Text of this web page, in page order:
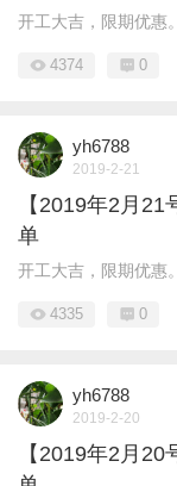
开工大吉，限期优惠
4374 0
yh6788
2019-2-21
【2019年2月
单
开工大吉，限期优惠
4335 0
yh6788
2019-2-20
【2019年2月